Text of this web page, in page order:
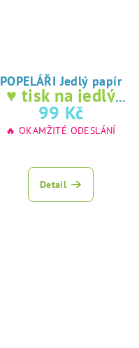
POPELÁŘI Jedlý papír
♥ tisk na jedlý
papír
99 Kč
🔥 OKAMŽITÉ ODESLÁNÍ
Detail